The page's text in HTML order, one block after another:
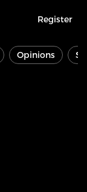
Register
Opinions